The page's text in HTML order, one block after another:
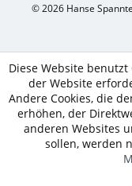
© 2026 Hanse
Diese Website
der Website
Andere Cookies, die
erhöhen, der
anderen Websites
sollen, werden